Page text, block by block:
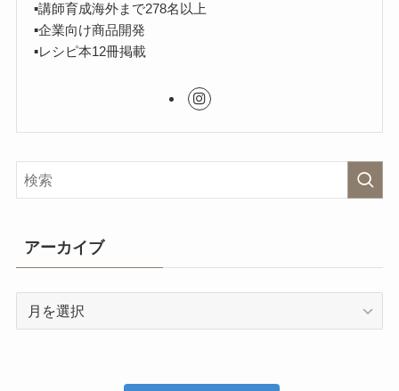
▪︎講師育成海外まで278名以上
▪︎企業向け商品開発
▪︎レシピ本12冊掲載
アーカイブ